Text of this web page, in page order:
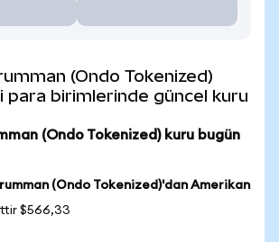
(Ondo Tokenized)
para birimlerinde güncel kuru
(Ondo Tokenized) kuru bugün
(Ondo Tokenized)'dan Amerikan
$566,33